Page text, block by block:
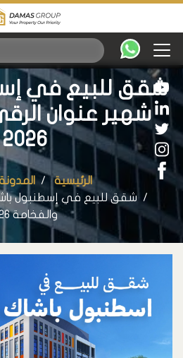
شقق للبيع في
شهير عنوان
2026
الرئيسية
شقق للبيع في إسطنبول
والفخامة 2026